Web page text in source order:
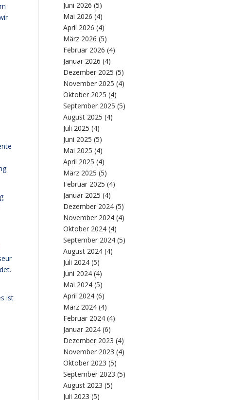
ist
Juni 2026 (5)
Mai 2026 (4)
April 2026 (4)
März 2026 (5)
Februar 2026 (4)
Januar 2026 (4)
Dezember 2025 (5)
November 2025 (4)
Oktober 2025 (4)
September 2025 (5)
August 2025 (4)
Juli 2025 (4)
Juni 2025 (5)
Mai 2025 (4)
April 2025 (4)
März 2025 (5)
Februar 2025 (4)
Januar 2025 (4)
Dezember 2024 (5)
November 2024 (4)
Oktober 2024 (4)
September 2024 (5)
August 2024 (4)
Juli 2024 (5)
Juni 2024 (4)
Mai 2024 (5)
April 2024 (6)
März 2024 (4)
Februar 2024 (4)
Januar 2024 (6)
Dezember 2023 (4)
November 2023 (4)
Oktober 2023 (5)
September 2023 (5)
August 2023 (5)
Juli 2023 (5)